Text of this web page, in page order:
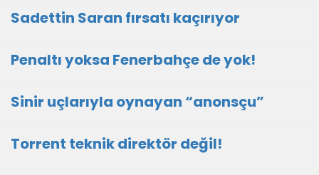
Sadettin Saran fırsatı kaçırıyor
Penaltı yoksa Fenerbahçe de yok!
Sinir uçlarıyla oynayan “anonsçu”
Torrent teknik direktör değil!